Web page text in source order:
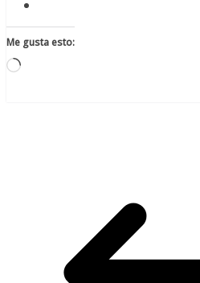
Me gusta esto:
Cargando...